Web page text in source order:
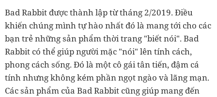
Bad Rabbit được thành lập từ tháng 2/2019. Điều
khiến chúng mình tự hào nhất đó là mang tới cho các
bạn trẻ những sản phẩm thời trang "biết nói". Bad
Rabbit có thể giúp người mặc "nói" lên tính cách,
phong cách sống. Đó là một cô gái tân tiến, đậm cá
tính nhưng không kém phần ngọt ngào và lãng mạn.
Các sản phẩm của Bad Rabbit cũng giúp mang đến